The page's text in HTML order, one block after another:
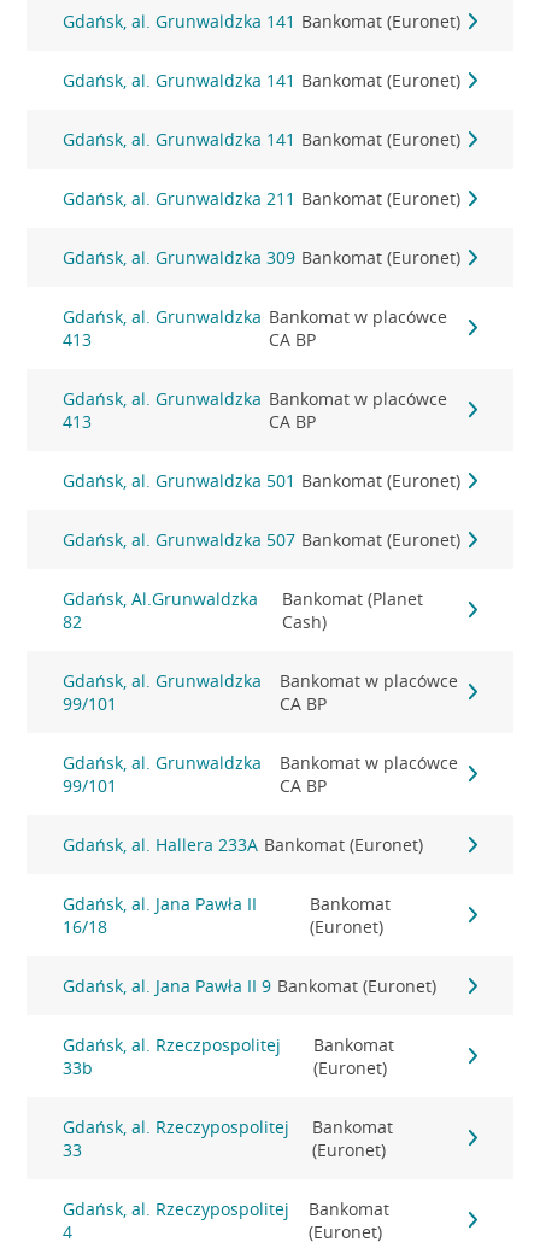
Gdańsk, al. Grunwaldzka 141 Bankomat (Euronet)
Gdańsk, al. Grunwaldzka 141 Bankomat (Euronet)
Gdańsk, al. Grunwaldzka 141 Bankomat (Euronet)
Gdańsk, al. Grunwaldzka 211 Bankomat (Euronet)
Gdańsk, al. Grunwaldzka 309 Bankomat (Euronet)
Gdańsk, al. Grunwaldzka
413
Bankomat w placówce
CA BP
Gdańsk, al. Grunwaldzka
413
Bankomat w placówce
CA BP
Gdańsk, al. Grunwaldzka 501 Bankomat (Euronet)
Gdańsk, al. Grunwaldzka 507 Bankomat (Euronet)
Gdańsk, Al.Grunwaldzka
82
Bankomat (Planet
Cash)
Gdańsk, al. Grunwaldzka
99/101
Bankomat w placówce
CA BP
Gdańsk, al. Grunwaldzka
99/101
Bankomat w placówce
CA BP
Gdańsk, al. Hallera 233A Bankomat (Euronet)
Gdańsk, al. Jana Pawła II
16/18
Bankomat
(Euronet)
Gdańsk, al. Jana Pawła II 9 Bankomat (Euronet)
Gdańsk, al. Rzeczpospolitej
33b
Bankomat
(Euronet)
Gdańsk, al. Rzeczypospolitej
33
Bankomat
(Euronet)
Gdańsk, al. Rzeczypospolitej
4
Bankomat
(Euronet)